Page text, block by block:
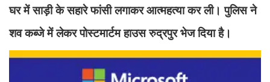
घर में साड़ी के सहारे फांसी लगाकर आत्महत्या कर ली। पुलिस ने
शव कब्जे में लेकर पोस्टमार्टम हाउस रुद्रपुर भेज दिया है।